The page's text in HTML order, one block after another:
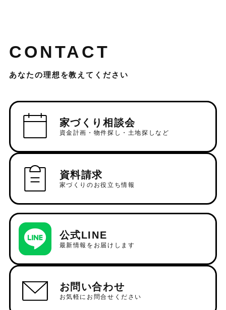
CONTACT
あなたの理想を教えてください
家づくり相談会
資金計画・物件探し・土地探しなど
資料請求
家づくりのお役立ち情報
公式LINE
最新情報をお届けします
お問い合わせ
お気軽にお問合せください